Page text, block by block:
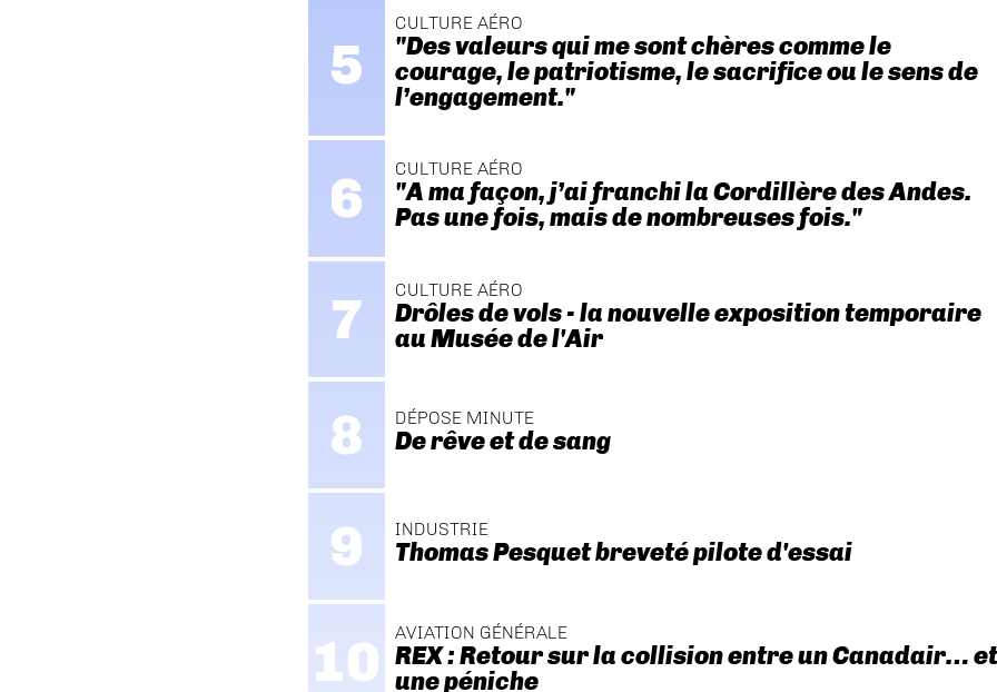
CULTURE AÉRO
"Des valeurs qui me sont chères comme le
courage, le patriotisme, le sacrifice ou le sens de
l’engagement."
CULTURE AÉRO
"A ma façon, j’ai franchi la Cordillère des Andes.
Pas une fois, mais de nombreuses fois."
CULTURE AÉRO
Drôles de vols - la nouvelle exposition temporaire
au Musée de l'Air
DÉPOSE MINUTE
De rêve et de sang
INDUSTRIE
Thomas Pesquet breveté pilote d'essai
AVIATION GÉNÉRALE
REX : Retour sur la collision entre un Canadair…
une péniche